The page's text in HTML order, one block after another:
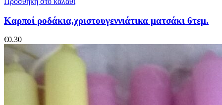
Καρποί ροδάκια,χριστουγεννιάτικα ματσάκι 6τεμ.
€0.30